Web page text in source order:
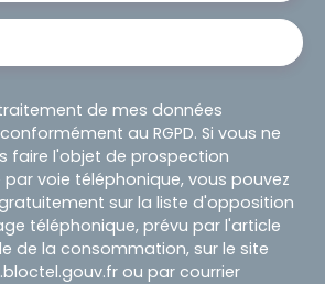
de mes données
au RGPD. Si vous ne
faire l'objet de prospection
voie téléphonique, vous pouvez
sur la liste d'opposition
téléphonique, prévu par l'article
de la consommation, sur le site
ou par courrier